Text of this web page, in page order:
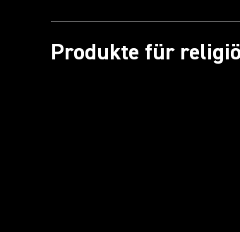
Produkte für